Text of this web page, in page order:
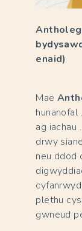
enaid)
Mae
ag
drwy
neu ddod
plethu
gwneud